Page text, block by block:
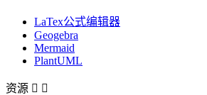
LaTex公式编辑器
Geogebra
Mermaid
PlantUML
资源  